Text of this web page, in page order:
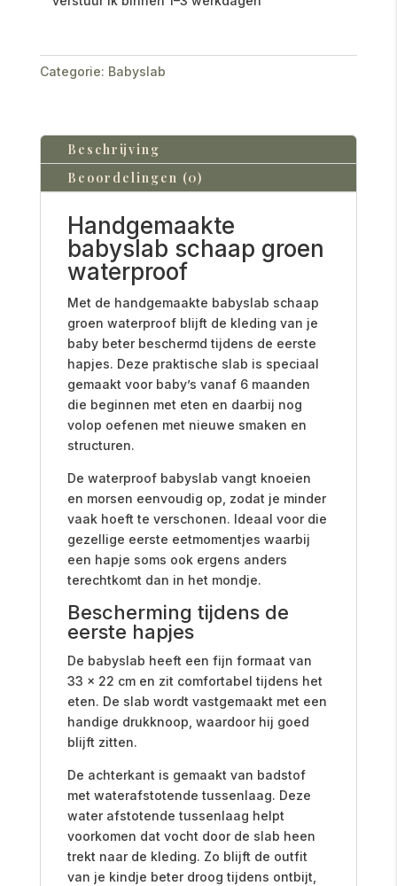
Categorie: Babyslab
Beschrijving
Beoordelingen (0)
Handgemaakte
babyslab schaap groen
waterproof
Met de handgemaakte babyslab schaap
groen waterproof blijft de kleding van je
baby beter beschermd tijdens de eerste
hapjes. Deze praktische slab is speciaal
gemaakt voor baby’s vanaf 6 maanden
die beginnen met eten en daarbij nog
volop oefenen met nieuwe smaken en
structuren.
De waterproof babyslab vangt knoeien
en morsen eenvoudig op, zodat je minder
vaak hoeft te verschonen. Ideaal voor die
gezellige eerste eetmomentjes waarbij
een hapje soms ook ergens anders
terechtkomt dan in het mondje.
Bescherming tijdens de
eerste hapjes
De babyslab heeft een fijn formaat van
33 x 22 cm en zit comfortabel tijdens het
eten. De slab wordt vastgemaakt met een
handige drukknoop, waardoor hij goed
blijft zitten.
De achterkant is gemaakt van badstof
met waterafstotende tussenlaag. Deze
water afstotende tussenlaag helpt
voorkomen dat vocht door de slab heen
trekt naar de kleding. Zo blijft de outfit
van je kindje beter droog tijdens ontbijt,